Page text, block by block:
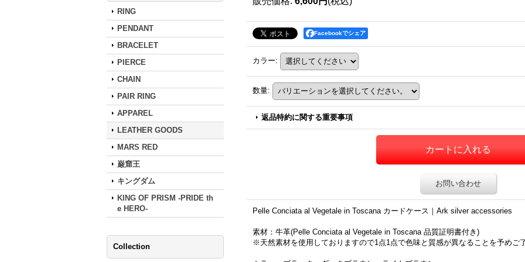
RING
PENDANT
BRACELET
PIERCE
CHAIN
PAIR RING
APPAREL
LEATHER GOODS
MARS RED
巌窟王
キングダム
KING OF PRISM -PRIDE th
e HERO-
Collection
Facebookでシェア
カラー:
数量:
返品特約に関する重要事項
お問い合わせ
Pelle Conciata al Vegetale in Toscana カードケース｜Ark silver accessories
素材：牛革(Pelle Conciata al Vegetale in Toscana 品質証明書付き)
※天然素材を使用しておりますので1点1点で色味と質感が異なることを予めご